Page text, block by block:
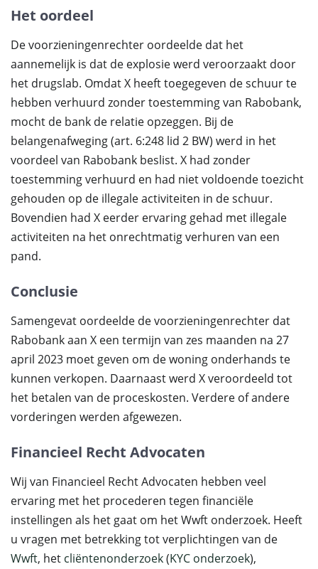
Het oordeel
De voorzieningenrechter oordeelde dat het
aannemelijk is dat de explosie werd veroorzaakt door
het drugslab. Omdat X heeft toegegeven de schuur te
hebben verhuurd zonder toestemming van Rabobank,
mocht de bank de relatie opzeggen. Bij de
belangenafweging (art. 6:248 lid 2 BW) werd in het
voordeel van Rabobank beslist. X had zonder
toestemming verhuurd en had niet voldoende toezicht
gehouden op de illegale activiteiten in de schuur.
Bovendien had X eerder ervaring gehad met illegale
activiteiten na het onrechtmatig verhuren van een
pand.
Conclusie
Samengevat oordeelde de voorzieningenrechter dat
Rabobank aan X een termijn van zes maanden na 27
april 2023 moet geven om de woning onderhands te
kunnen verkopen. Daarnaast werd X veroordeeld tot
het betalen van de proceskosten. Verdere of andere
vorderingen werden afgewezen.
Financieel Recht Advocaten
Wij van Financieel Recht Advocaten hebben veel
ervaring met het procederen tegen financiële
instellingen als het gaat om het Wwft onderzoek. Heeft
u vragen met betrekking tot verplichtingen van de
Wwft, het cliëntenonderzoek(KYC onderzoek),